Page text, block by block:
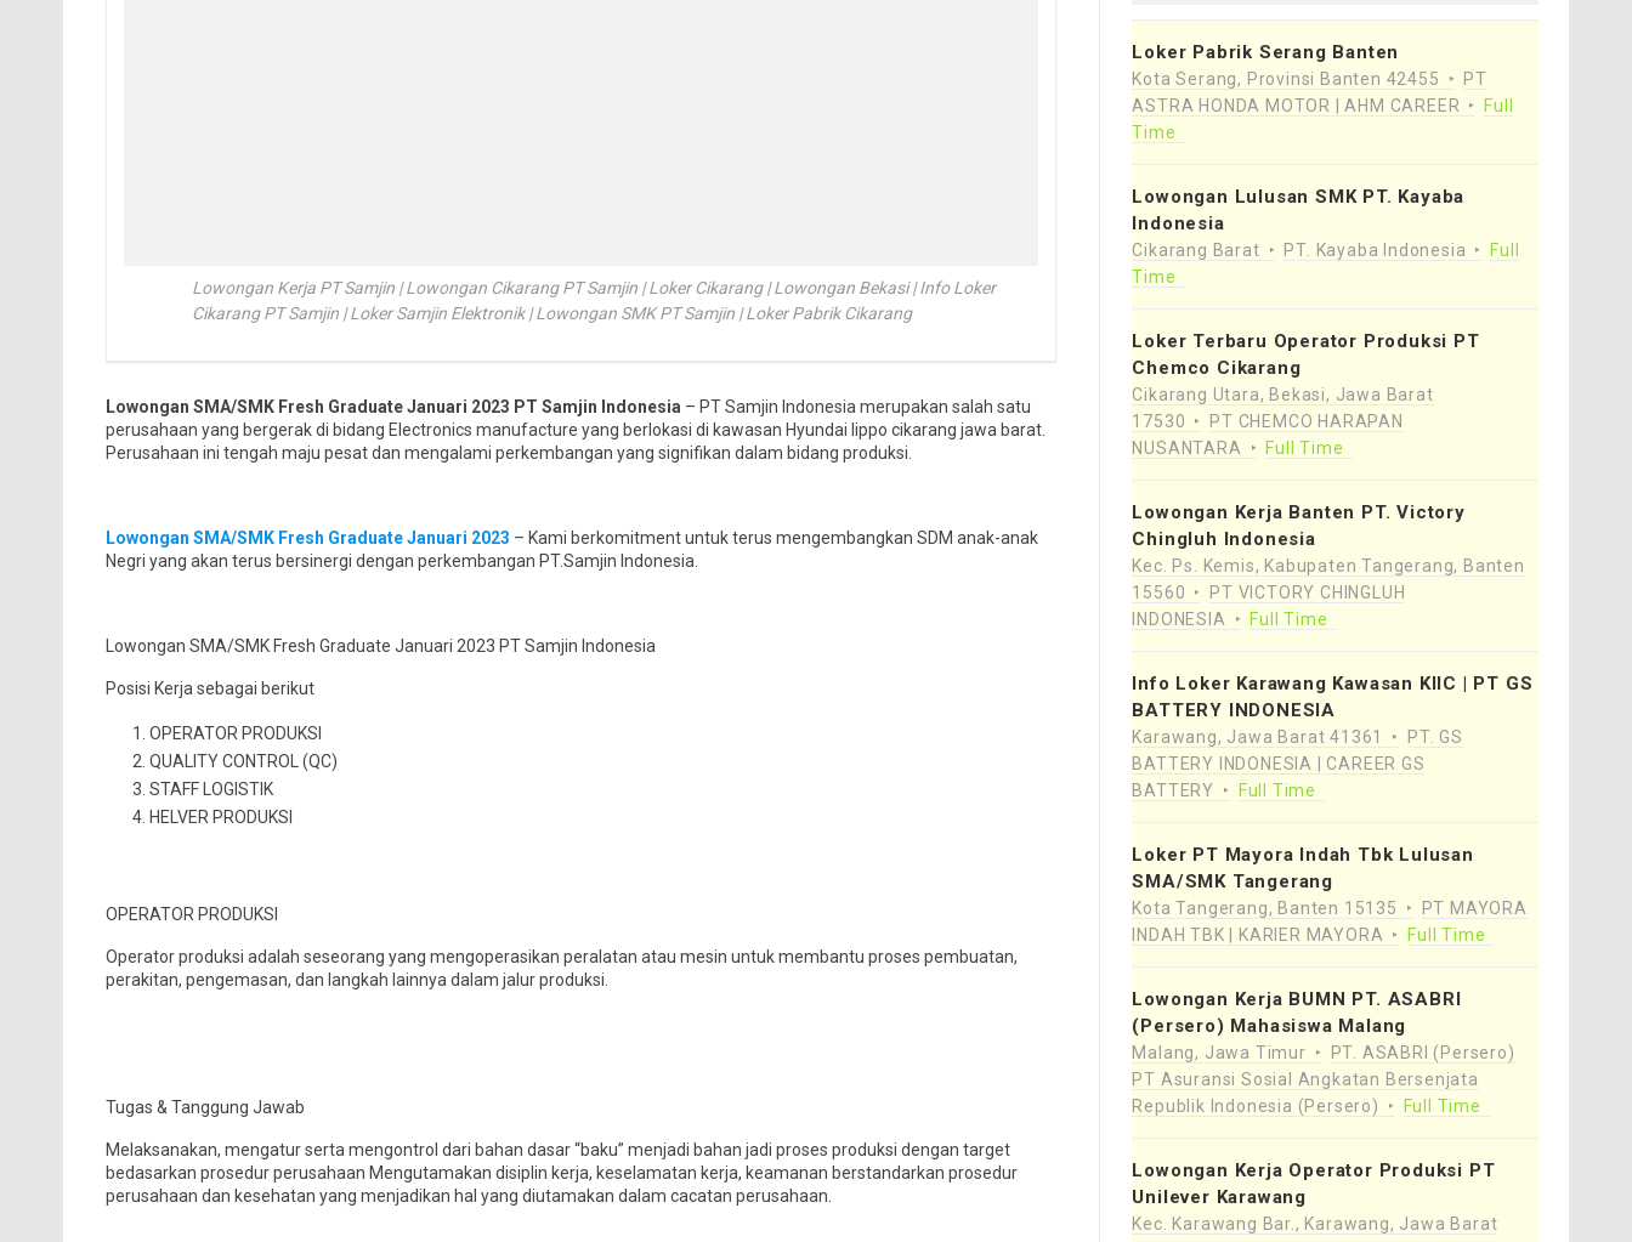
Lowongan Kerja PT Samjin | Lowongan Cikarang PT Samjin | Loker Cikarang | Lowongan Bekasi | Info Loker
Cikarang PT Samjin | Loker Samjin Elektronik | Lowongan SMK PT Samjin | Loker Pabrik Cikarang
Lowongan SMA/SMK Fresh Graduate Januari 2023 PT Samjin Indonesia – PT Samjin Indonesia merupakan salah satu
perusahaan yang bergerak di bidang Electronics manufacture yang berlokasi di kawasan Hyundai lippo cikarang jawa barat.
Perusahaan ini tengah maju pesat dan mengalami perkembangan yang signifikan dalam bidang produksi.
Lowongan SMA/SMK Fresh Graduate Januari 2023 – Kami berkomitment untuk terus mengembangkan SDM anak-anak
Negri yang akan terus bersinergi dengan perkembangan PT.Samjin Indonesia.
Lowongan SMA/SMK Fresh Graduate Januari 2023 PT Samjin Indonesia
Posisi Kerja sebagai berikut
OPERATOR PRODUKSI
QUALITY CONTROL (QC)
STAFF LOGISTIK
HELVER PRODUKSI
OPERATOR PRODUKSI
Operator produksi adalah seseorang yang mengoperasikan peralatan atau mesin untuk membantu proses pembuatan,
perakitan, pengemasan, dan langkah lainnya dalam jalur produksi.
Tugas & Tanggung Jawab
Melaksanakan, mengatur serta mengontrol dari bahan dasar “baku” menjadi bahan jadi proses produksi dengan target
bedasarkan prosedur perusahaan Mengutamakan disiplin kerja, keselamatan kerja, keamanan berstandarkan prosedur
perusahaan dan kesehatan yang menjadikan hal yang diutamakan dalam cacatan perusahaan.
Loker Pabrik Serang Banten
Kota Serang, Provinsi Banten 42455
PT
ASTRA HONDA MOTOR | AHM CAREER
Full
Time
Lowongan Lulusan SMK PT. Kayaba
Indonesia
Cikarang Barat PT. Kayaba Indonesia
Full
Time
Loker Terbaru Operator Produksi PT
Chemco Cikarang
Cikarang Utara, Bekasi, Jawa Barat
17530
PT CHEMCO HARAPAN
NUSANTARA
Full Time
Lowongan Kerja Banten PT. Victory
Chingluh Indonesia
Kec. Ps. Kemis, Kabupaten Tangerang, Banten
15560
PT VICTORY CHINGLUH
INDONESIA
Full Time
Info Loker Karawang Kawasan KIIC | PT GS
BATTERY INDONESIA
Karawang, Jawa Barat 41361
PT. GS
BATTERY INDONESIA | CAREER GS
BATTERY
Full Time
Loker PT Mayora Indah Tbk Lulusan
SMA/SMK Tangerang
Kota Tangerang, Banten 15135
PT MAYORA
INDAH TBK | KARIER MAYORA
Full Time
Lowongan Kerja BUMN PT. ASABRI
(Persero) Mahasiswa Malang
Malang, Jawa Timur
PT. ASABRI (Persero)
PT Asuransi Sosial Angkatan Bersenjata
Republik Indonesia (Persero)
Full Time
Lowongan Kerja Operator Produksi PT
Unilever Karawang
Kec. Karawang Bar., Karawang, Jawa Barat